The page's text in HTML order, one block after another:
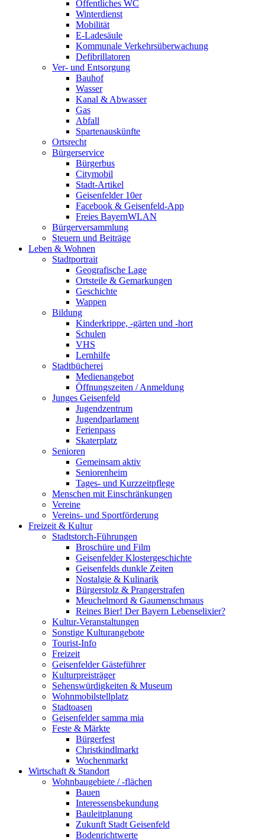
Öffentliches WC
Winterdienst
Mobilität
E-Ladesäule
Kommunale Verkehrsüberwachung
Defibrillatoren
Ver- und Entsorgung
Bauhof
Wasser
Kanal & Abwasser
Gas
Abfall
Spartenauskünfte
Ortsrecht
Bürgerservice
Bürgerbus
Citymobil
Stadt-Artikel
Geisenfelder 10er
Facebook & Geisenfeld-App
Freies BayernWLAN
Bürgerversammlung
Steuern und Beiträge
Leben & Wohnen
Stadtportrait
Geografische Lage
Ortsteile & Gemarkungen
Geschichte
Wappen
Bildung
Kinderkrippe, -gärten und -hort
Schulen
VHS
Lernhilfe
Stadtbücherei
Medienangebot
Öffnungszeiten / Anmeldung
Junges Geisenfeld
Jugendzentrum
Jugendparlament
Ferienpass
Skaterplatz
Senioren
Gemeinsam aktiv
Seniorenheim
Tages- und Kurzzeitpflege
Menschen mit Einschränkungen
Vereine
Vereins- und Sportförderung
Freizeit & Kultur
Stadtstorch-Führungen
Broschüre und Film
Geisenfelder Klostergeschichte
Geisenfelds dunkle Zeiten
Nostalgie & Kulinarik
Bürgerstolz & Prangerstrafen
Meuchelmord & Gaumenschmaus
Reines Bier! Der Bayern Lebenselixier?
Kultur-Veranstaltungen
Sonstige Kulturangebote
Tourist-Info
Freizeit
Geisenfelder Gästeführer
Kulturpreisträger
Sehenswürdigkeiten & Museum
Wohnmobilstellplatz
Stadtoasen
Geisenfelder samma mia
Feste & Märkte
Bürgerfest
Christkindlmarkt
Wochenmarkt
Wirtschaft & Standort
Wohnbaugebiete / -flächen
Bauen
Interessensbekundung
Bauleitplanung
Zukunft Stadt Geisenfeld
Bodenrichtwerte